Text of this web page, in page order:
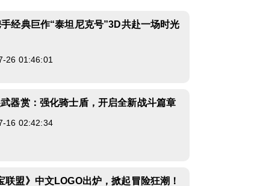
手经典巨作“泰坦尼克号”3D共赴一场时光
26 01:46:01
武器赏：强化骑士盾，开启全新战斗篇章
16 02:42:34
联盟》中文LOGO出炉，掀起冒险狂潮！